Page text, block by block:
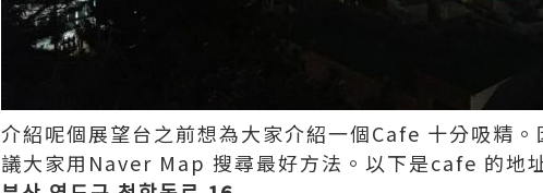
介紹呢個展望台之前想為大家介紹一個Cafe 十分吸精
議大家用Naver Map 搜尋最好方法。以下是cafe 的